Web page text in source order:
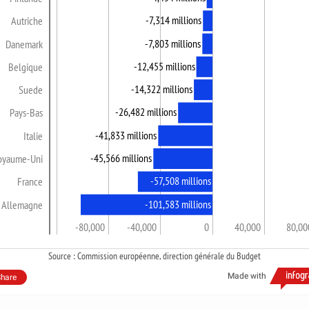
Autriche
Danemark
Belgique
Suede
Pays-Bas
Italie
Uni
France
Allemagne
-80,000 -40,000 0 40,000
-7,314 millions
-7,803 millions
-12,455 millions
-14,322 millions
-26,482 millions
-41,833 millions
-45,566 millions
-57,508 millions
-101,583 millions
Source : Commission européenne, direction générale du Budget
Made with